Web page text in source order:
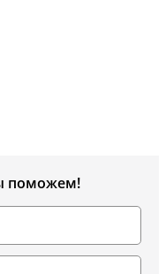
поможем!